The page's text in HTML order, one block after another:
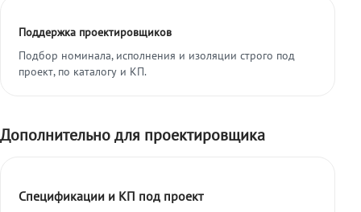
Поддержка проектировщиков
Подбор номинала, исполнения и изоляции строго под
проект, по каталогу и КП.
Дополнительно для проектировщика
Спецификации и КП под проект